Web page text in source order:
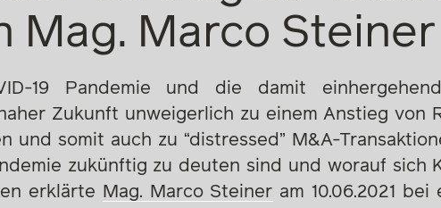
Mag. Marco Steiner
19 Pandemie und die damit
Zukunft unweigerlich zu einem Anstieg von
und somit auch zu “distressed” M&A-
zukünftig zu deuten sind und worauf sich
erklärte Mag. Marco Steiner am 10.06.2021